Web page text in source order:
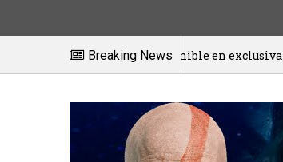
Breaking News
ya está disponible en exclusiva para PlayStation